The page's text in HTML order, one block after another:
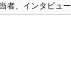
者、インタビュ